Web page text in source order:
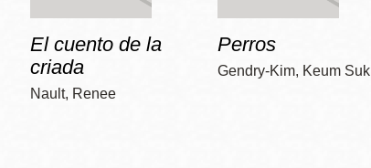
El cuento de la
criada
Nault, Renee
Perros
Gendry-Kim, Keum Suk